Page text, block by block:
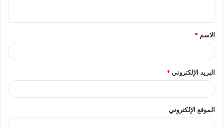
الاسم *
البريد الإلكتروني *
الموقع الإلكتروني